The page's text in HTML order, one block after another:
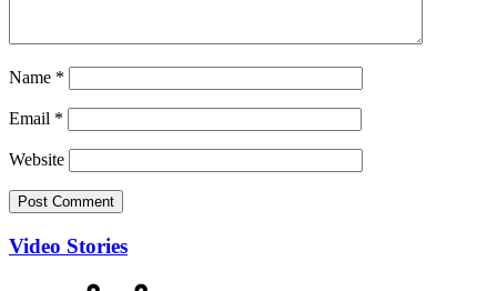
Name*
Email
Website
Video Stories